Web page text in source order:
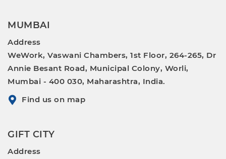
MUMBAI
Address
WeWork, Vaswani Chambers, 1st Floor, 264-265, Dr
Annie Besant Road, Municipal Colony, Worli,
Mumbai - 400 030, Maharashtra, India.
Find us on map
GIFT CITY
Address